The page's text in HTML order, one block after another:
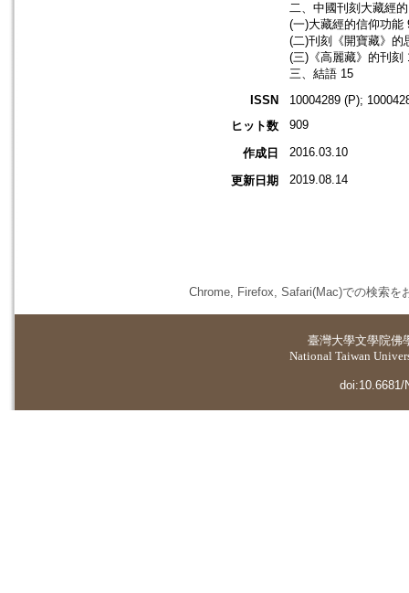
二、中國刊刻大藏經
(一)大藏經的信仰功能
(二)刊刻《開寶藏》的
(三)《高麗藏》的刊刻
三、結語 15
ISSN
10004289 (P);
ヒット数
909
作成日 2016.03.10
更新日期 2019.08.14
Chrome, Firefox, Safari(Mac)での検索を
臺灣大學文學院佛
National Taiwan
doi:10.6681/